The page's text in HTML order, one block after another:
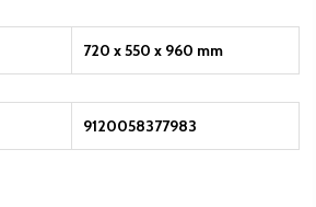
720 x 550 x 960 mm
9120058377983